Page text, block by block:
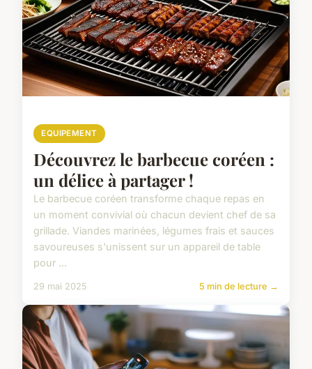
EQUIPEMENT
Découvrez le barbecue coréen :
un délice à partager !
Le barbecue coréen transforme chaque repas en
un moment convivial où chacun devient chef de sa
grillade. Viandes marinées, légumes frais et sauces
savoureuses s'unissent sur un appareil de table
pour ...
29 mai 2025 5 min de lecture →